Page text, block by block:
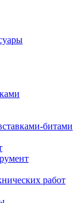
битами
работ